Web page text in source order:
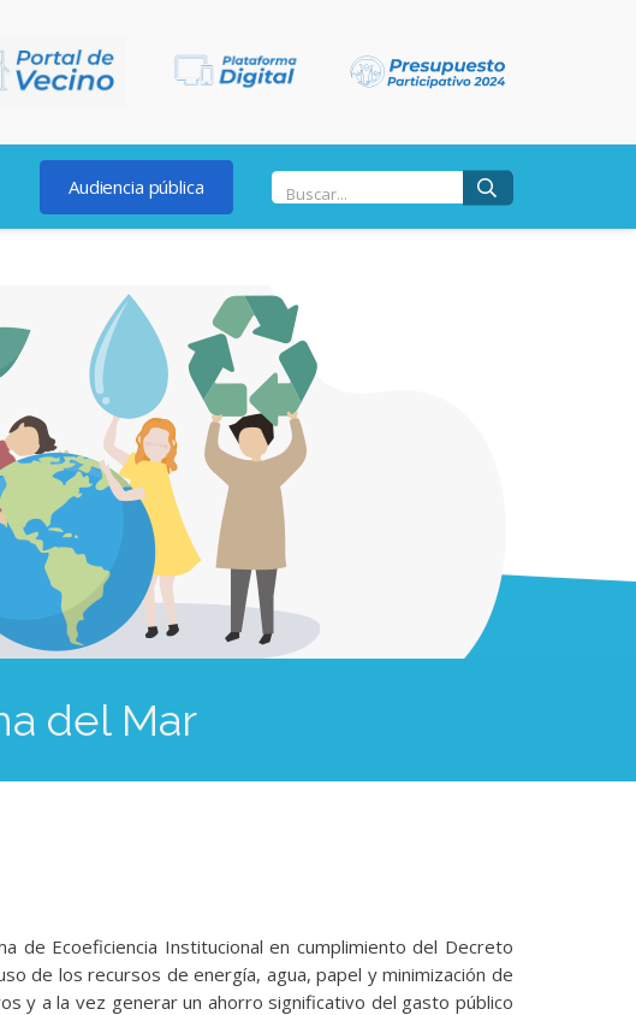
Audiencia pública
del Mar
de Ecoeficiencia Institucional en cumplimiento del Decreto
de los recursos de energía, agua, papel y minimización de
y a la vez generar un ahorro significativo del gasto público